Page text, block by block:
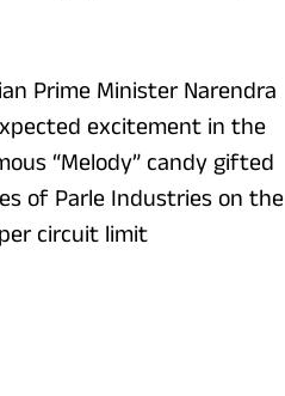
Prime Minister Narendra
excitement in the
“Melody” candy gifted
of Parle Industries on the
circuit limit